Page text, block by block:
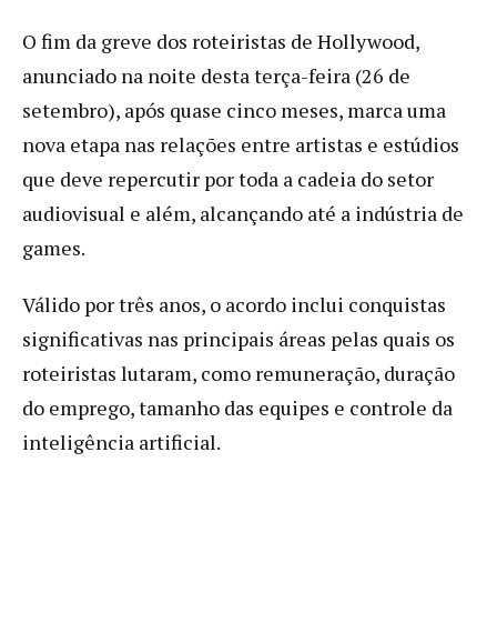
O fim da greve dos roteiristas de Hollywood,
anunciado na noite desta terça-feira (26 de
setembro), após quase cinco meses, marca uma
nova etapa nas relações entre artistas e estúdios
que deve repercutir por toda a cadeia do setor
audiovisual e além, alcançando até a indústria de
games.
Válido por três anos, o acordo inclui conquistas
significativas nas principais áreas pelas quais os
roteiristas lutaram, como remuneração, duração
do emprego, tamanho das equipes e controle da
inteligência artificial.